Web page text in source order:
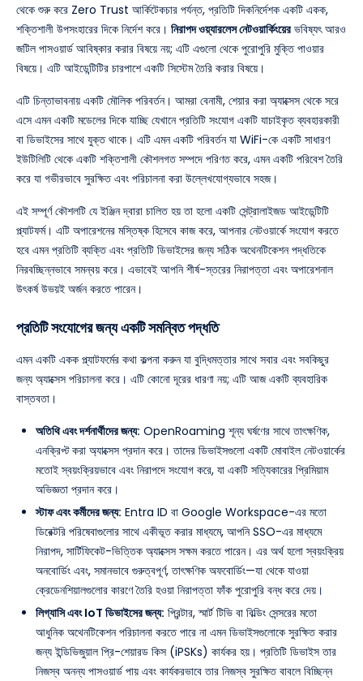
থেকে শুরু করে Zero Trust আর্কিটেকচার পর্যন্ত, প্রতিটি দিকনির্দেশক একটি একক,
শক্তিশালী উপসংহারের দিকে নির্দেশ করে। নিরাপদ ওয়্যারলেস নেটওয়ার্কিংয়েরভবিষ্যৎ আরও
জটিল পাসওয়ার্ড আবিষ্কার করার বিষয়ে নয়; এটি এগুলো থেকে পুরোপুরি মুক্তি পাওয়ার
বিষয়ে। এটি আইডেন্টিটির চারপাশে একটি সিস্টেম তৈরি করার বিষয়ে।
এটি চিন্তাভাবনায় একটি মৌলিক পরিবর্তন। আমরা বেনামী, শেয়ার করা অ্যাক্সেস থেকে সরে
এসে এমন একটি মডেলের দিকে যাচ্ছি যেখানে প্রতিটি সংযোগ একটি যাচাইকৃত ব্যবহারকারী
বা ডিভাইসের সাথে যুক্ত থাকে। এটি এমন একটি পরিবর্তন যা WiFi-কে একটি সাধারণ
ইউটিলিটি থেকে একটি শক্তিশালী কৌশলগত সম্পদে পরিণত করে, এমন একটি পরিবেশ তৈরি
করে যা গভীরভাবে সুরক্ষিত এবং পরিচালনা করা উল্লেখযোগ্যভাবে সহজ।
এই সম্পূর্ণ কৌশলটি যে ইঞ্জিন দ্বারা চালিত হয় তা হলো একটি সেন্ট্রালাইজড আইডেন্টিটি
প্ল্যাটফর্ম। এটি অপারেশনের মস্তিষ্ক হিসেবে কাজ করে, আপনার নেটওয়ার্কে সংযোগ করতে
হবে এমন প্রতিটি ব্যক্তি এবং প্রতিটি ডিভাইসের জন্য সঠিক অথেনটিকেশন পদ্ধতিকে
নিরবচ্ছিন্নভাবে সমন্বয় করে। এভাবেই আপনি শীর্ষ-স্তরের নিরাপত্তা এবং অপারেশনাল
উৎকর্ষ উভয়ই অর্জন করতে পারেন।
প্রতিটি সংযোগের জন্য একটি সমন্বিত পদ্ধতি
এমন একটি একক প্ল্যাটফর্মের কথা কল্পনা করুন যা বুদ্ধিমত্তার সাথে সবার এবং সবকিছুর
জন্য অ্যাক্সেস পরিচালনা করে। এটি কোনো দূরের ধারণা নয়; এটি আজ একটি ব্যবহারিক
বাস্তবতা।
অতিথি এবং দর্শনার্থীদের জন্য: OpenRoaming শূন্য ঘর্ষণের সাথে তাৎক্ষণিক,
এনক্রিপ্ট করা অ্যাক্সেস প্রদান করে। তাদের ডিভাইসগুলো একটি মোবাইল নেটওয়ার্কের
মতোই স্বয়ংক্রিয়ভাবে এবং নিরাপদে সংযোগ করে, যা একটি সত্যিকারের প্রিমিয়াম
অভিজ্ঞতা প্রদান করে।
স্টাফ এবং কর্মীদের জন্য: Entra ID বা Google Workspace-এর মতো
ডিরেক্টরি পরিষেবাগুলোর সাথে একীভূত করার মাধ্যমে, আপনি SSO-এর মাধ্যমে
নিরাপদ, সার্টিফিকেট-ভিত্তিক অ্যাক্সেস সক্ষম করতে পারেন। এর অর্থ হলো স্বয়ংক্রিয়
অনবোর্ডিং এবং, সমানভাবে গুরুত্বপূর্ণ, তাৎক্ষণিক অফবোর্ডিং—যা থেকে যাওয়া
ক্রেডেনশিয়ালগুলোর কারণে তৈরি হওয়া নিরাপত্তা ফাঁক পুরোপুরি বন্ধ করে দেয়।
লিগ্যাসি এবং IoT ডিভাইসের জন্য: প্রিন্টার, স্মার্ট টিভি বা বিল্ডিং সেন্সরের মতো
আধুনিক অথেনটিকেশন পরিচালনা করতে পারে না এমন ডিভাইসগুলোকে সুরক্ষিত করার
জন্য ইন্ডিভিজুয়াল প্রি-শেয়ারড কিস (iPSKs) কার্যকর হয়। প্রতিটি ডিভাইস তার
নিজস্ব অনন্য পাসওয়ার্ড পায় এবং কার্যকরভাবে তার নিজস্ব সুরক্ষিত বাবলে বিচ্ছিন্ন